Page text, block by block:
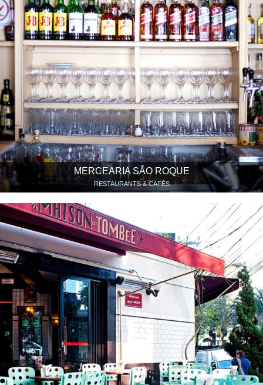
MERCEARIA SÃO ROQUE
RESTAURANTS & CAFÉS